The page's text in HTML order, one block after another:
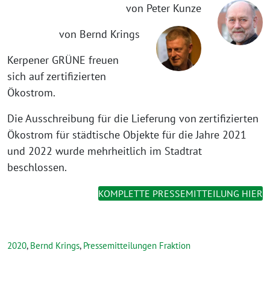
von Peter Kunze
von Bernd Krings
Kerpener GRÜNE freuen
sich auf zertifizierten
Ökostrom.
Die Ausschreibung für die Lieferung von zertifizierten
Ökostrom für städtische Objekte für die Jahre 2021
und 2022 wurde mehrheitlich im Stadtrat
beschlossen.
KOMPLETTE PRESSEMITTEILUNG HIER
2020, Bernd Krings, Pressemitteilungen Fraktion